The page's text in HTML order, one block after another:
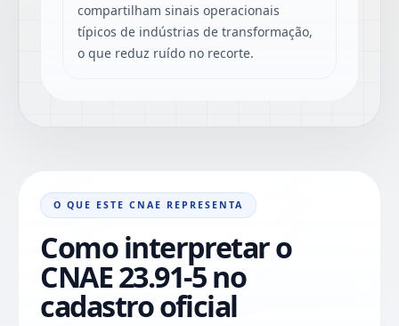
compartilham sinais operacionais
típicos de indústrias de transformação,
o que reduz ruído no recorte.
O QUE ESTE CNAE REPRESENTA
Como interpretar o
CNAE 23.91-5 no
cadastro oficial